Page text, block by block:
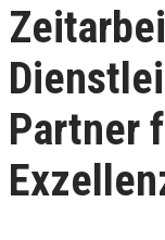
Partner